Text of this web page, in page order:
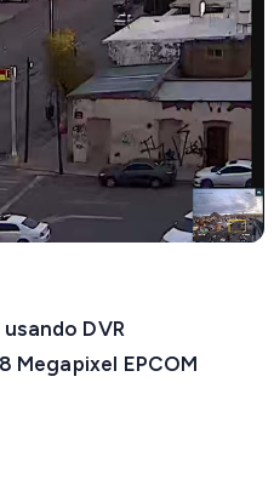
DVR
Megapixel EPCOM